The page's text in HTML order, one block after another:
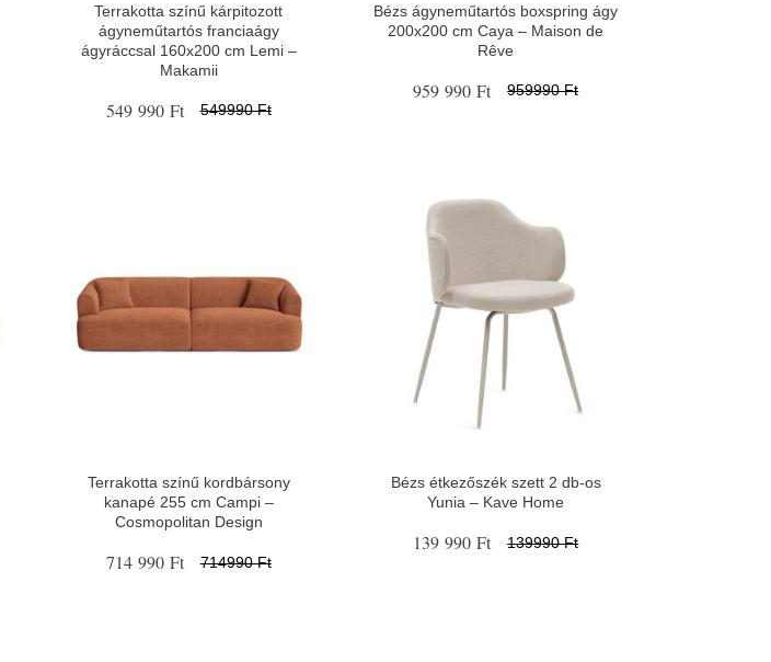
Terrakotta színű kárpitozott
ágyneműtartós franciaágy
ágyráccsal 160x200 cm Lemi –
Makamii
549 990 Ft 549990 Ft
Bézs ágyneműtartós boxspring ágy
200x200 cm Caya – Maison de
Rêve
959 990 Ft 959990 Ft
Terrakotta színű kordbársony
kanapé 255 cm Campi –
Cosmopolitan Design
714 990 Ft 714990 Ft
Bézs étkezőszék szett 2 db-os
Yunia – Kave Home
139 990 Ft 139990 Ft